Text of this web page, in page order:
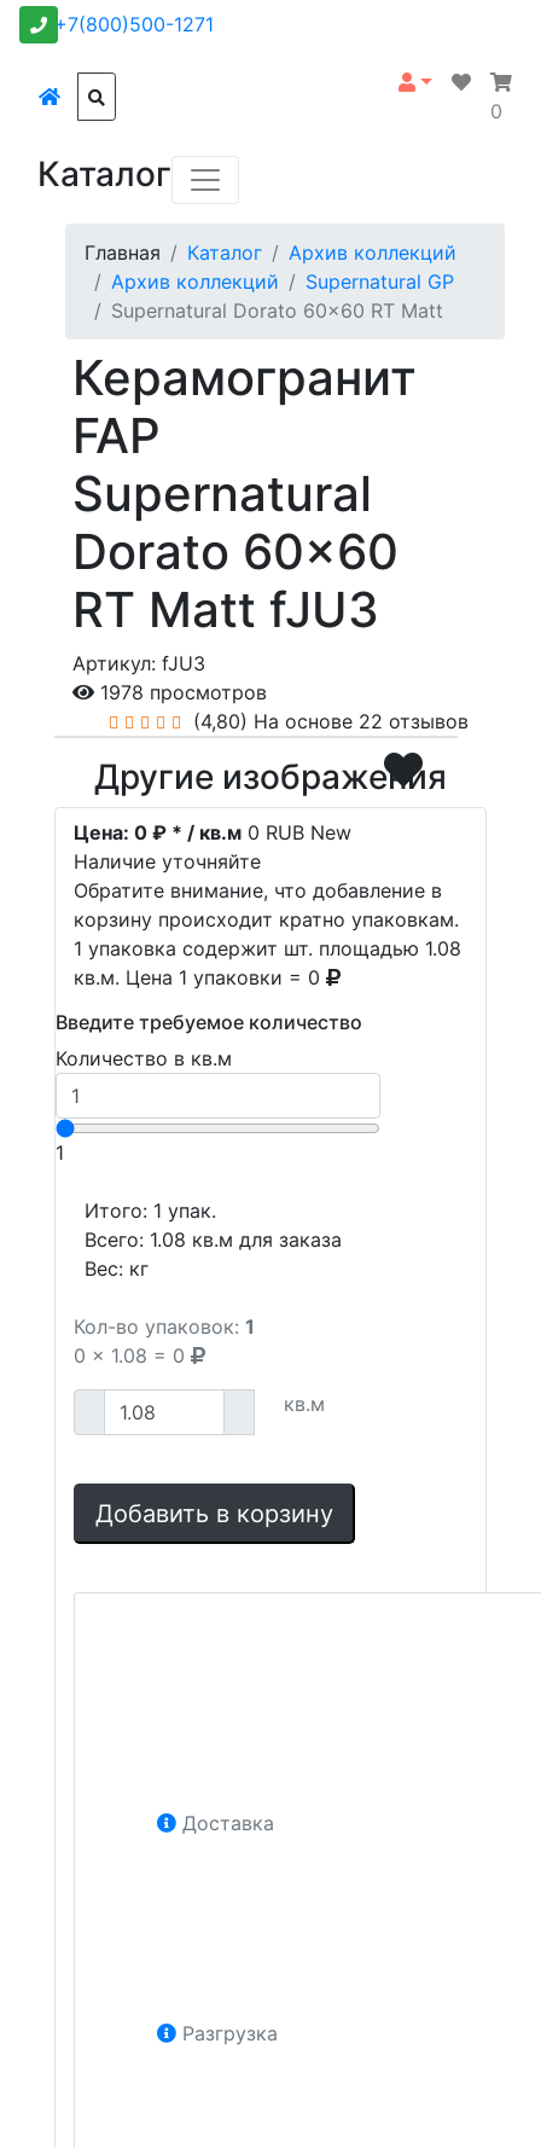
+7(800)500-1271
0
Каталог
Главная Каталог
Архив коллекций
Архив коллекций
Supernatural GP
Supernatural Dorato 60x60 RT Matt
Керамогранит
FAP
Supernatural
Dorato 60x60
RT Matt fJU3
Артикул: fJU3
1978 просмотров
(4,80) На основе 22 отзывов
Другие изображения
Цена: 0 ₽ * / кв.м 0 RUB New
Наличие уточняйте
Обратите внимание, что добавление в
корзину происходит кратно упаковкам.
1 упаковка содержит шт. площадью 1.08
кв.м. Цена 1 упаковки = 0
Введите требуемое количество
Количество в кв.м
1
Итого: 1 упак.
Всего: 1.08 кв.м для заказа
Вес: кг
Кол-во упаковок: 1
0 x 1.08 = 0
кв.м
Добавить в корзину
Доставка
Разгрузка